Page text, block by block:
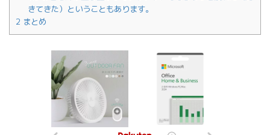
きてきた）ということもあります。
2 まとめ